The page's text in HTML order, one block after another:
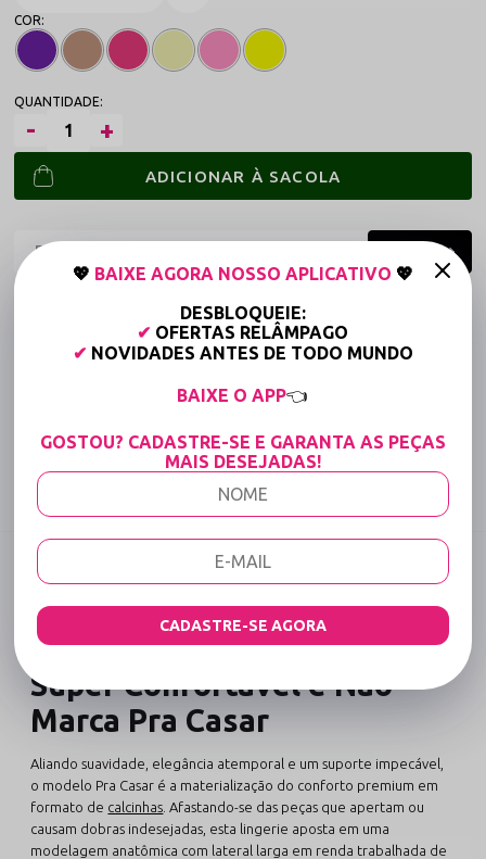
ADICIONAR À SACOLA
Frete grátis a partir de R$149,90 (Varejo)*
Até 6x Sem Juros (Varejo)
Tabela de medidas
Compartilhe:
DESCRIÇÃO COMPLETA
Calcinha Básica em Renda
Super Confortável e Não
Marca Pra Casar
Aliando suavidade, elegância atemporal e um suporte impecável,
o modelo Pra Casar é a materialização do conforto premium em
formato de calcinhas . Afastando-se das peças que apertam ou
causam dobras indesejadas, esta lingerie aposta em uma
modelagem anatômica com lateral larga em renda trabalhada de
💖 BAIXE AGORA NOSSO APLICATIVO 💖
DESBLOQUEIE:
✔ OFERTAS RELÂMPAGO
✔ NOVIDADES ANTES DE TODO MUNDO
BAIXE O APP👈
GOSTOU? CADASTRE-SE E GARANTA AS PEÇAS
MAIS DESEJADAS!
CADASTRE-SE AGORA